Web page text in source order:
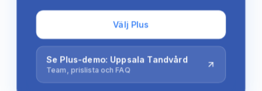
Välj Plus
Se Plus-demo: Uppsala Tandvård
Team, prislista och FAQ